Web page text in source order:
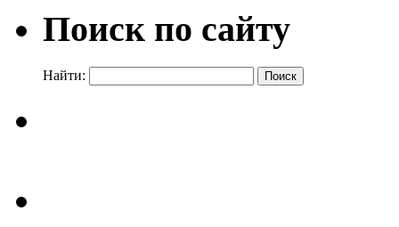
Поиск по сайту
Найти: